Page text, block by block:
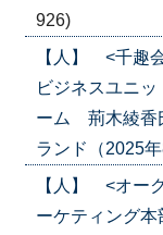
926)
【人】 <千趣
ビジネスユニ
ーム 荊木綾香
ランド（2025
【人】 <オー
ーケティング